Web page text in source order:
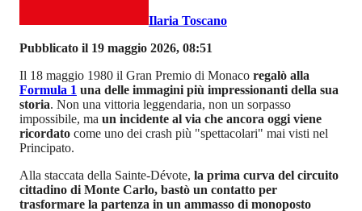
Ilaria Toscano
Pubblicato il 19 maggio 2026, 08:51
Il 18 maggio 1980 il Gran Premio di Monaco regalò alla
Formula 1 una delle immagini più impressionanti della sua
storia. Non una vittoria leggendaria, non un sorpasso
impossibile, ma un incidente al via che ancora oggi viene
ricordato come uno dei crash più "spettacolari" mai visti nel
Principato.
Alla staccata della Sainte-Dévote, la prima curva del circuito
cittadino di Monte Carlo, bastò un contatto per
trasformare la partenza in un ammasso di monoposto